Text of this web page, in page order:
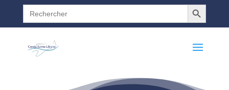
Search
for:
Search Button